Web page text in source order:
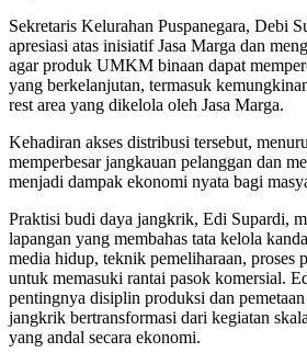
Sekretaris Kelurahan Puspanegara, Debi
apresiasi atas inisiatif Jasa Marga dan
agar produk UMKM binaan dapat
yang berkelanjutan, termasuk
rest area yang dikelola oleh Jasa Marga.
Kehadiran akses distribusi tersebut,
memperbesar jangkauan pelanggan dan
menjadi dampak ekonomi nyata bagi
Praktisi budi daya jangkrik, Edi Supardi,
lapangan yang membahas tata kelola
media hidup, teknik pemeliharaan, proses
untuk memasuki rantai pasok komersial.
pentingnya disiplin produksi dan pemetaan
jangkrik bertransformasi dari kegiatan
yang andal secara ekonomi.